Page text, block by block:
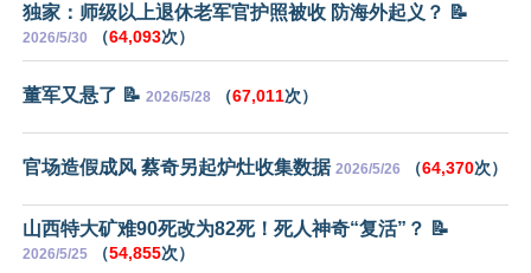
独家：师级以上退休老军官护照被收 防海外起义？ 📝
2026/5/30 （64,093次）
董军又悬了 📝 2026/5/28 （67,011次）
官场造假成风 蔡奇另起炉灶收集数据 2026/5/26 （64,370次）
山西特大矿难90死改为82死！死人神奇“复活”？ 📝
2026/5/25 （54,855次）